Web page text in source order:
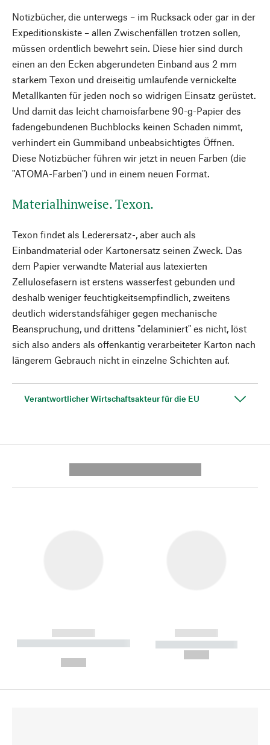
Notizbücher, die unterwegs – im Rucksack oder gar in der
Expeditionskiste – allen Zwischenfällen trotzen sollen,
müssen ordentlich bewehrt sein. Diese hier sind durch
einen an den Ecken abgerundeten Einband aus 2 mm
starkem Texon und dreiseitig umlaufende vernickelte
Metallkanten für jeden noch so widrigen Einsatz gerüstet.
Und damit das leicht chamoisfarbene 90-g-Papier des
fadengebundenen Buchblocks keinen Schaden nimmt,
verhindert ein Gummiband unbeabsichtigtes Öffnen.
Diese Notizbücher führen wir jetzt in neuen Farben (die
"ATOMA-Farben") und in einem neuen Format.
Materialhinweise. Texon.
Texon findet als Lederersatz-, aber auch als
Einbandmaterial oder Kartonersatz seinen Zweck. Das
dem Papier verwandte Material aus latexierten
Zellulosefasern ist erstens wasserfest gebunden und
deshalb weniger feuchtigkeitsempfindlich, zweitens
deutlich widerstandsfähiger gegen mechanische
Beanspruchung, und drittens "delaminiert" es nicht, löst
sich also anders als offenkantig verarbeiteter Karton nach
längerem Gebrauch nicht in einzelne Schichten auf.
Verantwortlicher Wirtschaftsakteur für die EU
------------
----------- ----------- --------
------------
----------- -----------